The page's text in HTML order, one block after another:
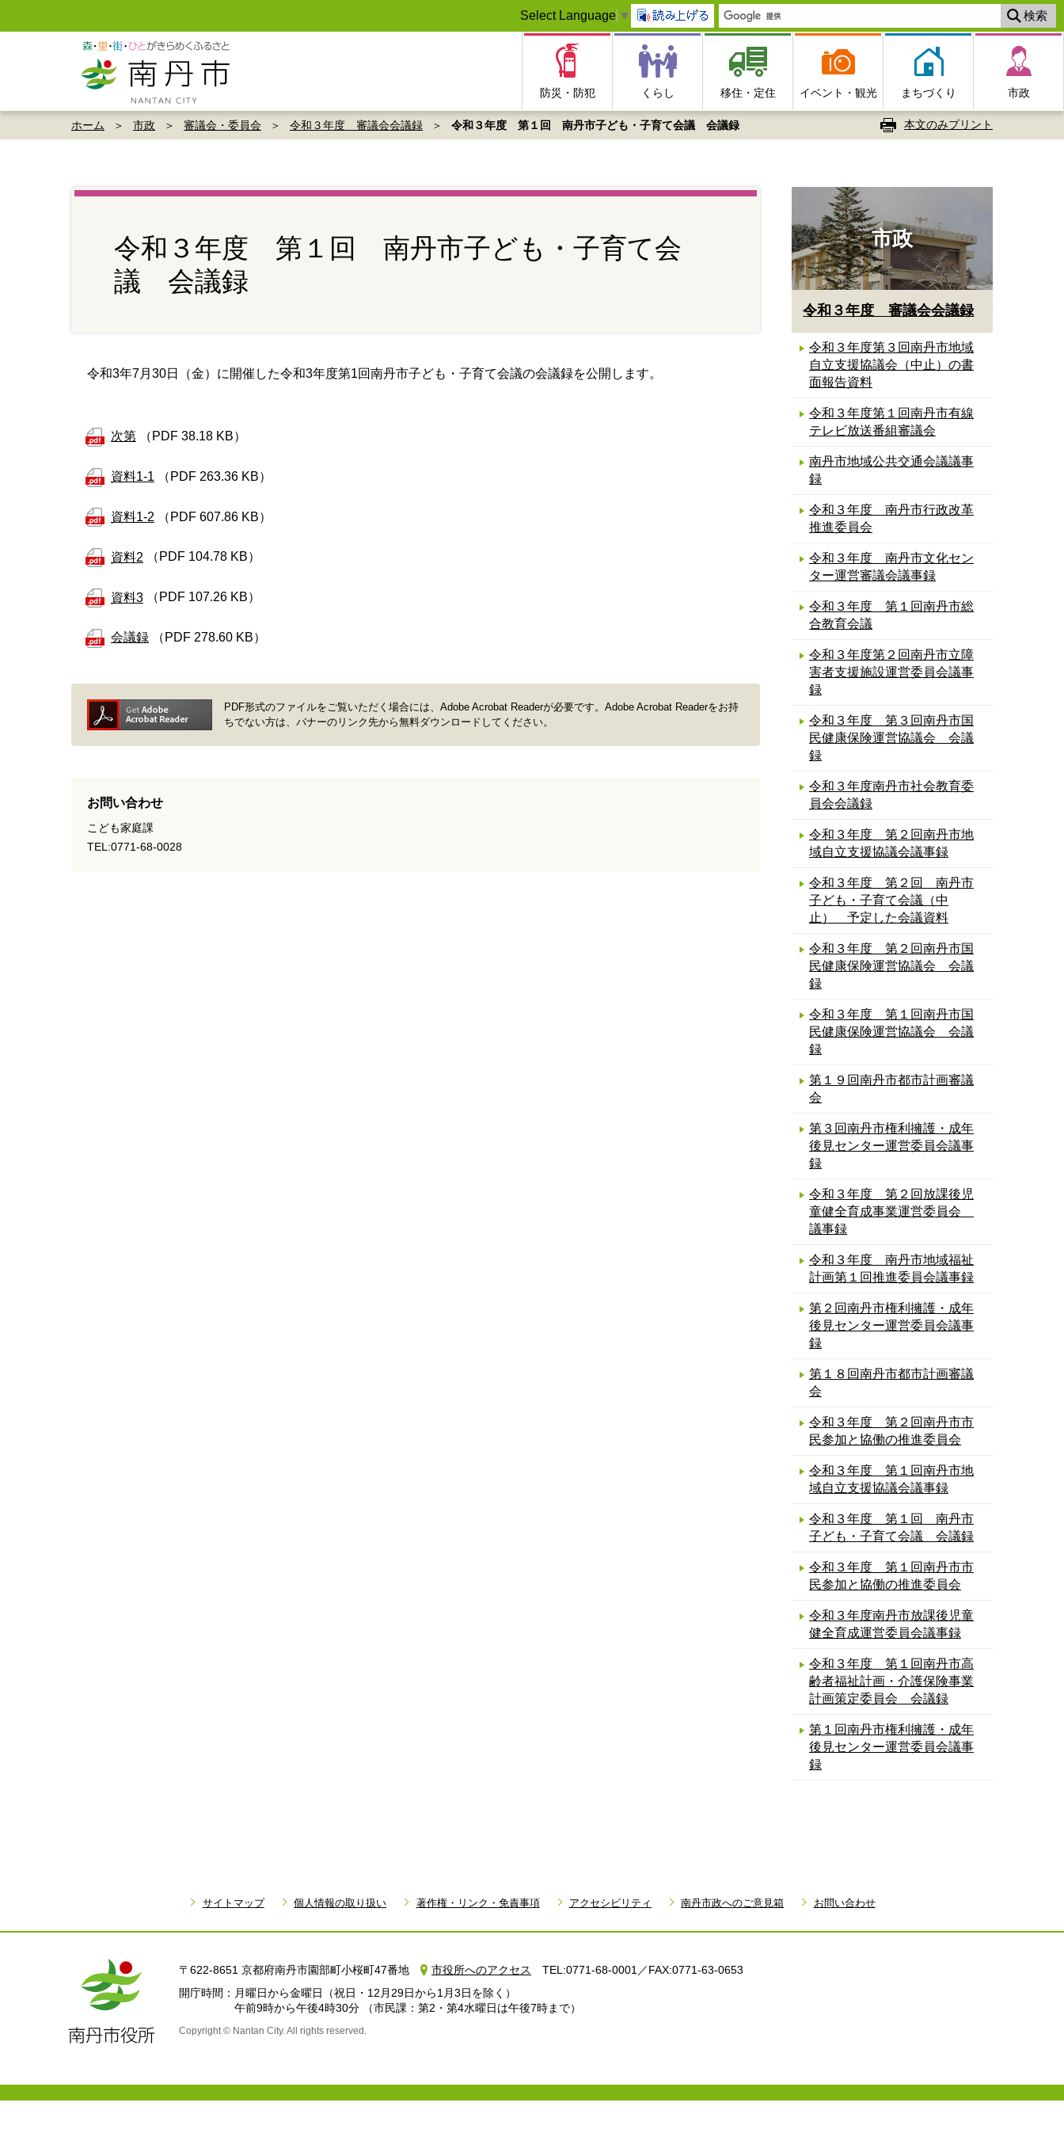
Select Language ▼
防災・防犯 くらし 移住・定住 イベント・観光 まちづくり 市政
ホーム 市政 審議会・委員会 令和３年度 審議会会議録 令和３年度 第１回 南丹市子ども・子育て会議 会議録 本文のみプリント
市政
令和３年度 審議会会議録
令和３年度第３回南丹市地域
自立支援協議会（中止）の書
面報告資料
令和３年度第１回南丹市有線
テレビ放送番組審議会
南丹市地域公共交通会議議事
録
令和３年度 南丹市行政改革
推進委員会
令和３年度 南丹市文化セン
ター運営審議会議事録
令和３年度 第１回南丹市総
合教育会議
令和３年度第２回南丹市立障
害者支援施設運営委員会議事
録
令和３年度 第３回南丹市国
民健康保険運営協議会 会議
録
令和３年度南丹市社会教育委
員会会議録
令和３年度 第２回南丹市地
域自立支援協議会議事録
令和３年度 第２回 南丹市
子ども・子育て会議（中
止） 予定した会議資料
令和３年度 第２回南丹市国
民健康保険運営協議会 会議
録
令和３年度 第１回南丹市国
民健康保険運営協議会 会議
録
第１９回南丹市都市計画審議
会
第３回南丹市権利擁護・成年
後見センター運営委員会議事
録
令和３年度 第２回放課後児
童健全育成事業運営委員会
議事録
令和３年度 南丹市地域福祉
計画第１回推進委員会議事録
第２回南丹市権利擁護・成年
後見センター運営委員会議事
録
第１８回南丹市都市計画審議
会
令和３年度 第２回南丹市市
民参加と協働の推進委員会
令和３年度 第１回南丹市地
域自立支援協議会議事録
令和３年度 第１回 南丹市
子ども・子育て会議 会議録
令和３年度 第１回南丹市市
民参加と協働の推進委員会
令和３年度南丹市放課後児童
健全育成運営委員会議事録
令和３年度 第１回南丹市高
齢者福祉計画・介護保険事業
計画策定委員会 会議録
第１回南丹市権利擁護・成年
後見センター運営委員会議事
録
令和３年度 第１回 南丹市子ども・子育て会
議 会議録
令和3年7月30日（金）に開催した令和3年度第1回南丹市子ども・子育て会議の会議録を公開します。
次第 （PDF 38.18 KB）
資料1-1 （PDF 263.36 KB）
資料1-2 （PDF 607.86 KB）
資料2 （PDF 104.78 KB）
資料3 （PDF 107.26 KB）
会議録 （PDF 278.60 KB）
PDF形式のファイルをご覧いただく場合には、Adobe Acrobat Readerが必要です。Adobe Acrobat Readerをお持
ちでない方は、バナーのリンク先から無料ダウンロードしてください。
お問い合わせ
こども家庭課
TEL:0771-68-0028
サイトマップ 個人情報の取り扱い 著作権・リンク・免責事項 アクセシビリティ 南丹市政へのご意見箱 お問い合わせ
〒622-8651 京都府南丹市園部町小桜町47番地 市役所へのアクセス
TEL:0771-68-0001／FAX:0771-63-0653
開庁時間
月曜日から金曜日
（祝日・12月29日から1月3日を除く）
午前9時から午後4時30分
（市民課：第2・第4水曜日は午後7時まで）
Copyright © Nantan City. All rights reserved.